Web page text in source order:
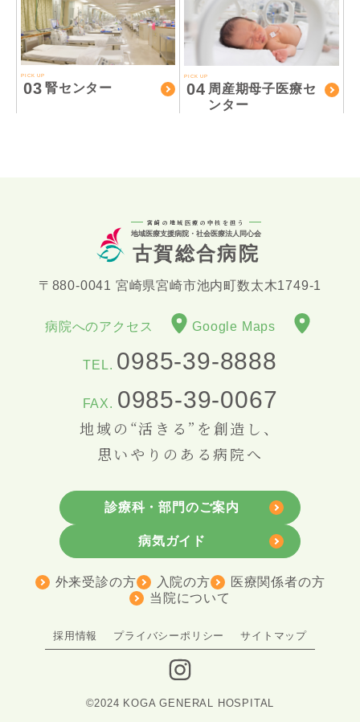
PICK UP
03 腎センター
PICK UP
04 周産期母子医療セ
ンター
宮崎の地域医療の中核を担う
地域医療支援病院・社会医療法人同心会
古賀総合病院
〒880-0041 宮崎県宮崎市池内町数太木1749-1
病院へのアクセス Google Maps
TEL. 0985-39-8888
FAX. 0985-39-0067
地域の“活きる”を創造し、
思いやりのある病院へ
診療科・部門のご案内
病気ガイド
外来受診の方 入院の方
医療関係者の方
当院について
採用情報 プライバシーポリシー サイトマップ
©2024 KOGA GENERAL HOSPITAL